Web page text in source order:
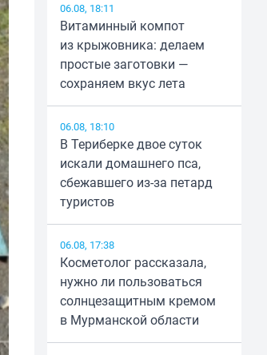
06.08, 18:11
Витаминный компот
из крыжовника: делаем
простые заготовки —
сохраняем вкус лета
06.08, 18:10
В Териберке двое суток
искали домашнего пса,
сбежавшего из-за петард
туристов
06.08, 17:38
Косметолог рассказала,
нужно ли пользоваться
солнцезащитным кремом
в Мурманской области